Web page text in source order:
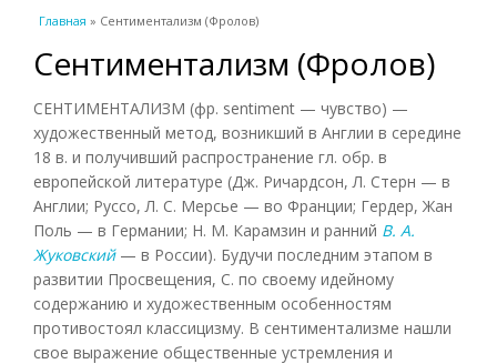
Вы здесь
Главная » Сентиментализм (Фролов)
Сентиментализм (Фролов)
СЕНТИМЕНТАЛИЗМ (фр. sentiment — чувство) —
художественный метод, возникший в Англии в середине
18 в. и получивший распространение гл. обр. в
европейской литературе (Дж. Ричардсон, Л. Стерн — в
Англии; Руссо, Л. С. Мерсье — во Франции; Гердер, Жан
Поль — в Германии; Н. М. Карамзин и ранний В. А.
Жуковский— в России). Будучи последним этапом в
развитии Просвещения, С. по своему идейному
содержанию и художественным особенностям
противостоял классицизму. В сентиментализме нашли
свое выражение общественные устремления и